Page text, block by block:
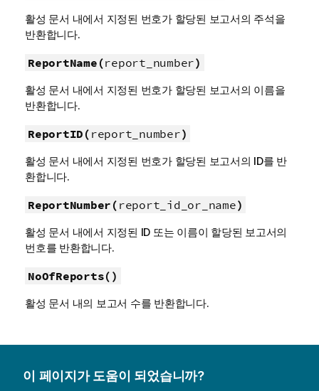
활성 문서 내에서 지정된 번호가 할당된 보고서의 주석을
반환합니다.
ReportName(report_number)
활성 문서 내에서 지정된 번호가 할당된 보고서의 이름을
반환합니다.
ReportID( report_number)
활성 문서 내에서 지정된 번호가 할당된 보고서의 ID를 반
환합니다.
ReportNumber( report_id_or_name)
활성 문서 내에서 지정된 ID 또는 이름이 할당된 보고서의
번호를 반환합니다.
NoOfReports()
활성 문서 내의 보고서 수를 반환합니다.
이 페이지가 도움이 되었습니까?